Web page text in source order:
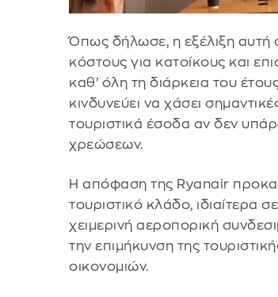
Όπως δήλωσε, η εξέλιξη αυτή
κόστους για κατοίκους και
καθ’ όλη τη διάρκεια του
κινδυνεύει να χάσει
τουριστικά έσοδα αν δεν
χρεώσεων.
Η απόφαση της Ryanair
τουριστικό κλάδο, ιδιαίτερα
χειμερινή αεροπορική
την επιμήκυνση της
οικονομιών.